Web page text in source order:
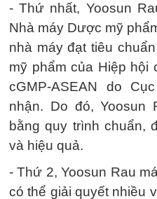
- Thứ nhất, Yoosun
Nhà máy Dược mỹ
nhà máy đạt tiêu
mỹ phẩm của Hiệp
cGMP-ASEAN do
nhận. Do đó, Yoosun
bằng quy trình chuẩn,
và hiệu quả.
- Thứ 2, Yoosun Rau
có thể giải quyết nhiều